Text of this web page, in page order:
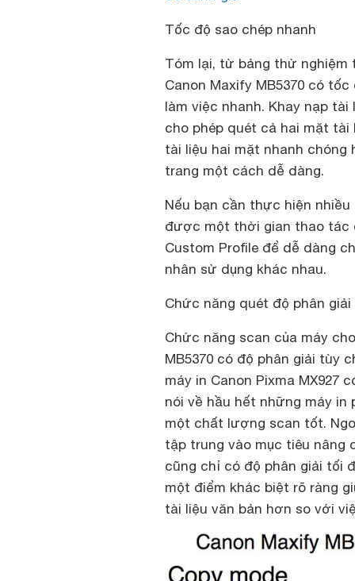
Tốc độ sao chép nhanh
Tóm lại, từ bảng thử nghiệm
Canon Maxify MB5370 có
làm việc nhanh. Khay nạp
cho phép quét cả hai mặt
tài liệu hai mặt nhanh
trang một cách dễ dàng.
Nếu bạn cần thực hiện
được một thời gian thao tác
Custom Profile để dễ dàng
nhân sử dụng khác nhau.
Chức năng quét độ phân giải
Chức năng scan của máy
MB5370 có độ phân giải tùy
máy in Canon Pixma MX927
nói về hầu hết những máy
một chất lượng scan tốt.
tập trung vào mục tiêu nâng
cũng chỉ có độ phân giải tối
một điểm khác biệt rõ ràng
tài liệu văn bản hơn so với